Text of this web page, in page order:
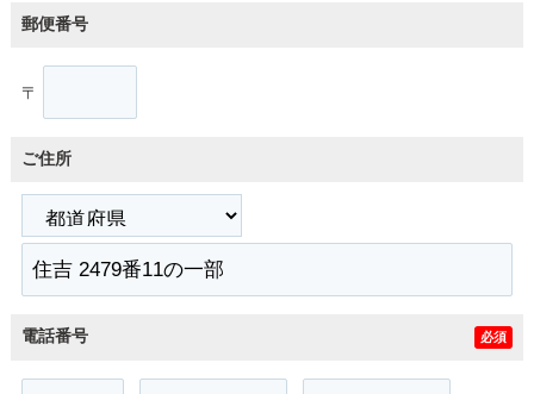
郵便番号
〒
ご住所
電話番号 必須